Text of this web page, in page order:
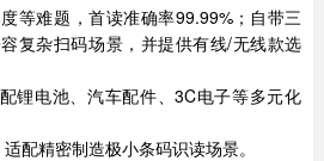
等难题，首读准确率99.99%；自带三
复杂扫码场景，并提供有线/无线款选
锂电池、汽车配件、3C电子等多元化
配精密制造极小条码识读场景。